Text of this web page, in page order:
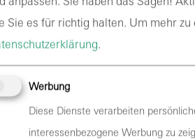
und Best R&B Song
Kehlani einmal mehr ihren
und Waseel den Abend im Velodrom.
Sie es für richtig halten. Um mehr zu
.
Werbung
Diese Dienste verarbeiten
interessenbezogene Werbung zu